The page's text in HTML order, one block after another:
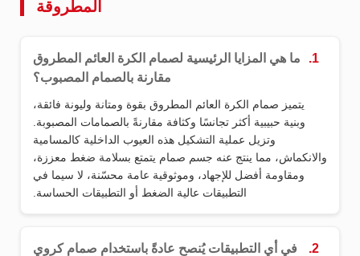
المطروقة
1.
ما هي المزايا الرئيسية لصمام الكرة العائم المطروق
مقارنة بالصمام المصبوب؟
يتميز صمام الكرة العائم المطروق بقوة ومتانة وليونة فائقة،
وبنية حبيبية أكثر تجانسًا وكثافة مقارنةً بالصمامات المصبوبة.
وتزيل عملية التشكيل هذه العيوب الداخلية كالمسامية
والانكماش، مما ينتج عنه جسم صمام يتمتع بسلامة ضغط معززة،
ومقاومة أفضل للإجهاد، وموثوقية عامة محسّنة، لا سيما في
التطبيقات عالية الضغط أو التطبيقات الحساسة.
2.
في أي التطبيقات يُنصح عادةً باستخدام صمام كروي